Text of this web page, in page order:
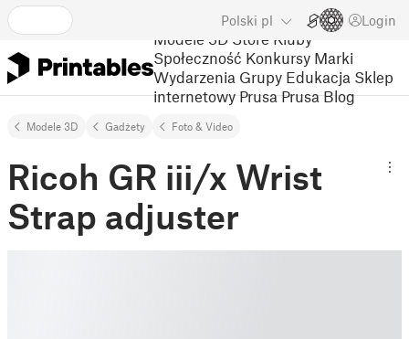
Polski pl Login
Modele 3D Store Kluby
Społeczność Konkursy Marki
Wydarzenia Grupy Edukacja Sklep
internetowy Prusa Prusa Blog
Modele 3D Gadżety Foto & Video
Ricoh GR iii/x Wrist
Strap adjuster